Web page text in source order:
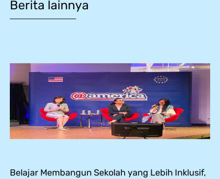
Berita lainnya
Belajar Membangun Sekolah yang Lebih Inklusif,